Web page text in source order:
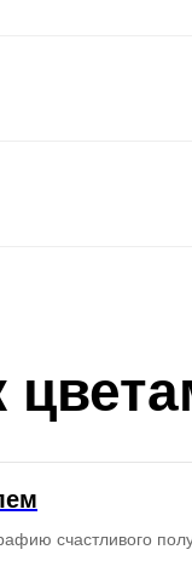
счастливого